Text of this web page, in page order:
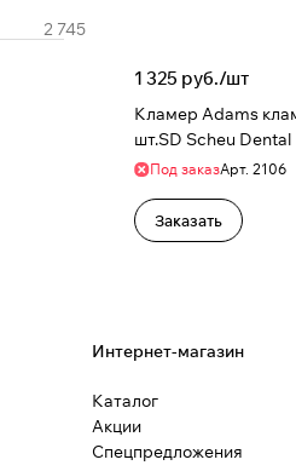
1 325 руб./шт
Кламер Adams
шт.SD Scheu Dental
Под заказАрт. 2106
Заказать
Интернет-магазин
Каталог
Акции
Спецпредложения